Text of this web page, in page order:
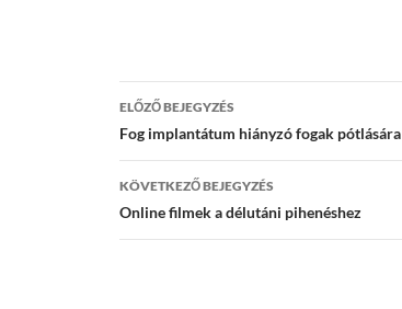
Bejegyzés
navigáció
ELŐZŐ BEJEGYZÉS
Fog implantátum hiányzó fogak pótlására
KÖVETKEZŐ BEJEGYZÉS
Online filmek a délutáni pihenéshez